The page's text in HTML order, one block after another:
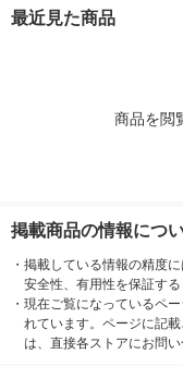
柔軟剤 NSファーファ
最近見た商品
商品を閲
掲載商品の情報につ
・ 掲載している情報の精度
安全性、有用性を保証する
・ 現在ご覧になっているペ
れています。ページに記
は、直接各ストアにお問い